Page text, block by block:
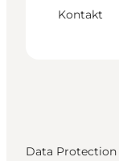
Kontakt
Data Protection